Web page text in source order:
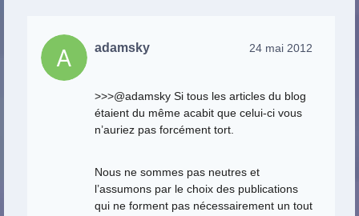
adamsky 24 mai 2012
>>>@adamsky Si tous les articles du blog
étaient du même acabit que celui-ci vous
n’auriez pas forcément tort.
Nous ne sommes pas neutres et
l’assumons par le choix des publications
qui ne forment pas nécessairement un tout